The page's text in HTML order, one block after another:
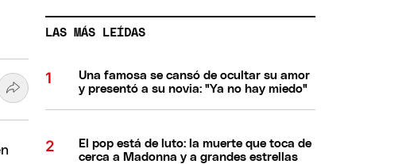
LAS MÁS LEÍDAS
Una famosa se cansó de ocultar su amor
y presentó a su novia: "Ya no hay miedo"
El pop está de luto: la muerte que toca de
cerca a Madonna y a grandes estrellas